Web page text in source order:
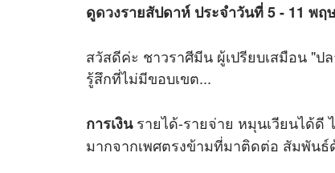
ดูดวงรายสัปดาห์ ประจำวันที่ 5 - 11 พฤ
สวัสดีค่ะ ชาวราศีมีน ผู้เปรียบเสมือน "
รู้สึกที่ไม่มีขอบเขต...
การเงินรายได้-รายจ่าย หมุนเวียนได้ดี
มากจากเพศตรงข้ามที่มาติดต่อ สัมพันธ์